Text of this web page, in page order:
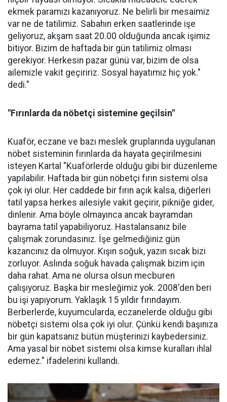
ekmek paramızı kazanıyoruz. Ne belirli bir mesaimiz
var ne de tatilimiz. Sabahın erken saatlerinde işe
geliyoruz, akşam saat 20.00 olduğunda ancak işimiz
bitiyor. Bizim de haftada bir gün tatilimiz olması
gerekiyor. Herkesin pazar günü var, bizim de olsa
ailemizle vakit geçiririz. Sosyal hayatımız hiç yok."
dedi."
"Fırınlarda da nöbetçi sistemine geçilsin"
Kuaför, eczane ve bazı meslek gruplarında uygulanan
nöbet sisteminin fırınlarda da hayata geçirilmesini
isteyen Kartal "Kuaförlerde olduğu gibi bir düzenleme
yapılabilir. Haftada bir gün nöbetçi fırın sistemi olsa
çok iyi olur. Her caddede bir fırın açık kalsa, diğerleri
tatil yapsa herkes ailesiyle vakit geçirir, pikniğe gider,
dinlenir. Ama böyle olmayınca ancak bayramdan
bayrama tatil yapabiliyoruz. Hastalansanız bile
çalışmak zorundasınız. İşe gelmediğiniz gün
kazancınız da olmuyor. Kışın soğuk, yazın sıcak bizi
zorluyor. Aslında soğuk havada çalışmak bizim için
daha rahat. Ama ne olursa olsun mecburen
çalışıyoruz. Başka bir mesleğimiz yok. 2008'den beri
bu işi yapıyorum. Yaklaşık 15 yıldır fırındayım.
Berberlerde, kuyumcularda, eczanelerde olduğu gibi
nöbetçi sistemi olsa çok iyi olur. Çünkü kendi başınıza
bir gün kapatsanız bütün müşterinizi kaybedersiniz.
Ama yasal bir nöbet sistemi olsa kimse kuralları ihlal
edemez." ifadelerini kullandı.